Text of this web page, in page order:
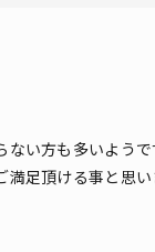
い方も多いようで
足頂ける事と思い